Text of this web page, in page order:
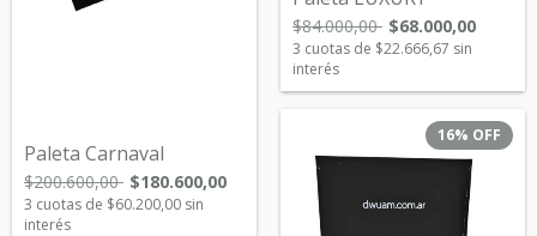
$84.000,00 $68.000,00
3 cuotas de $22.666,67 sin
interés
Paleta Carnaval
$200.600,00 $180.600,00
3 cuotas de $60.200,00 sin
interés
16% OFF